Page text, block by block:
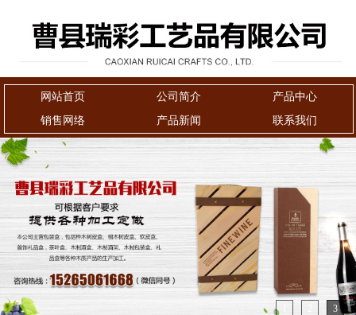
网站首页 公司简介
产品中心
销售网络
产品新闻 联系我们
3